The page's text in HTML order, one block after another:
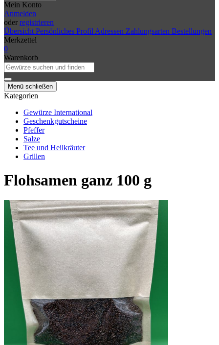
Mein Konto
Anmelden
oder registrieren
Übersicht Persönliches Profil Adressen Zahlungsarten Bestellungen
Merkzettel
0
Warenkorb
Menü schließen
Kategorien
Gewürze International
Geschenkgutscheine
Pfeffer
Salze
Tee und Heilkräuter
Grillen
Flohsamen ganz 100 g